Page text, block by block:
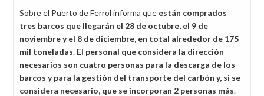
Sobre el Puerto de Ferrol informa que están comprados
tres barcos que llegarán el 28 de octubre, el 9 de
noviembre y el 8 de diciembre, en total alrededor de 175
mil toneladas. El personal que considera la dirección
necesarios son cuatro personas para la descarga de los
barcos y para la gestión del transporte del carbón y, si se
considera necesario, que se incorporan 2 personas más.